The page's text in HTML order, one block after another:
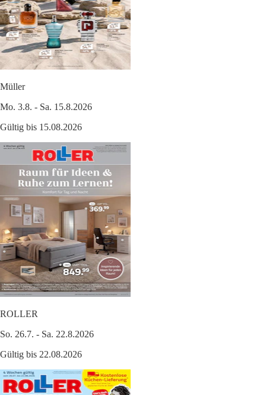
Müller
Mo. 3.8. - Sa. 15.8.2026
Gültig bis 15.08.2026
ROLLER
So. 26.7. - Sa. 22.8.2026
Gültig bis 22.08.2026